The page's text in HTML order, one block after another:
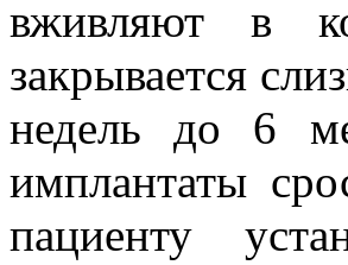
вживляют в
закрывается
недель до 6
имплантаты
пациенту